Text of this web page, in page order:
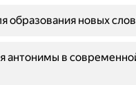
образования новых
антонимы в